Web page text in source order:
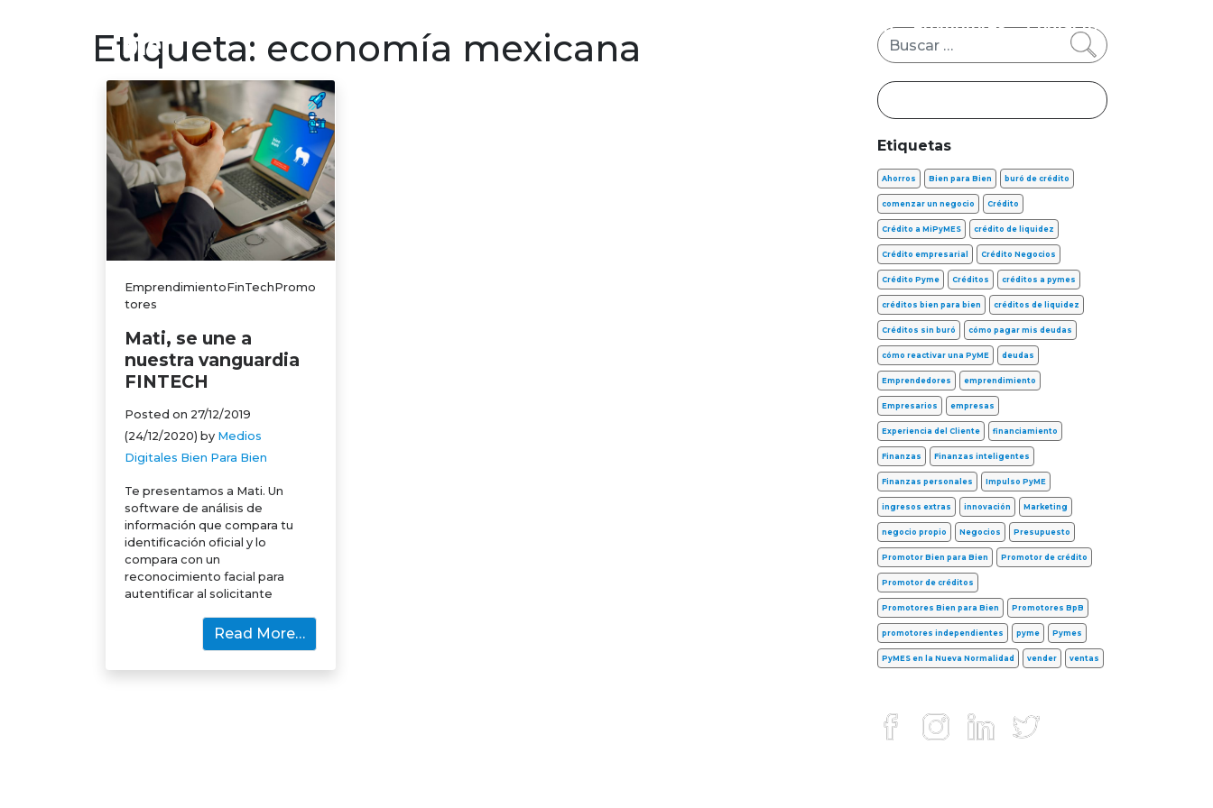
FinTech Promotores Contacto
Etiqueta: economía mexicana
EmprendimientoFinTechPromo
tores
Mati, se une a
nuestra vanguardia
FINTECH
Posted on 27/12/2019
(24/12/2020) by Medios
Digitales Bien Para Bien
Te presentamos a Mati. Un
software de análisis de
información que compara tu
identificación oficial y lo
compara con un
reconocimiento facial para
autentificar al solicitante
Read More…
Buscar
Etiquetas
Ahorros Bien para Bien buró de crédito
comenzar un negocio Crédito
Crédito a MiPyMES crédito de liquidez
Crédito empresarial Crédito Negocios
Crédito Pyme Créditos créditos a pymes
créditos bien para bien créditos de liquidez
Créditos sin buró cómo pagar mis deudas
cómo reactivar una PyME deudas
Emprendedores emprendimiento
Empresarios empresas
Experiencia del Cliente financiamiento
Finanzas Finanzas inteligentes
Finanzas personales Impulso PyME
ingresos extras innovación Marketing
negocio propio Negocios Presupuesto
Promotor Bien para Bien Promotor de crédito
Promotor de créditos
Promotores Bien para Bien Promotores BpB
promotores independientes pyme Pymes
PyMES en la Nueva Normalidad vender ventas